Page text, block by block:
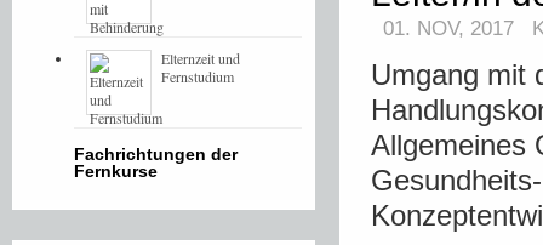
01. NOV, 2017
Umgang mit
Allgemeines
Elternzeit und
Fernstudium
Fachrichtungen der
Fernkurse